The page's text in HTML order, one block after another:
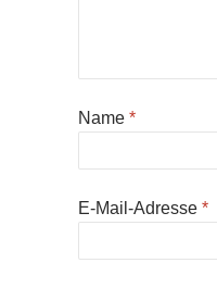
Name *
E-Mail-Adresse *